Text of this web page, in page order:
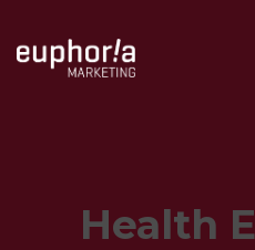
Health